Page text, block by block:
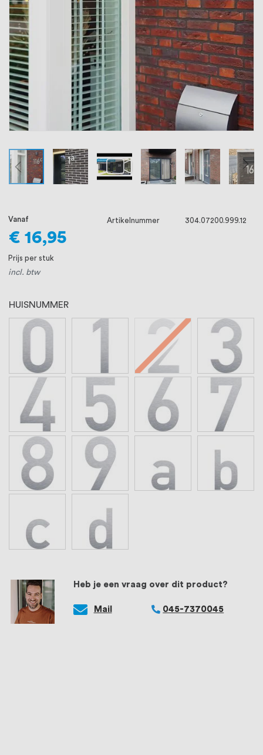
ons voorop, want we geloven dat een
goede relatie met onze klanten het
verschil maakt.
Heb je een vraag over dit product?
Mail 045-7370045
HUISNUMMER
Vanaf
€ 16,95
Prijs per stuk
incl. btw
Artikelnummer 304.07200.999.12